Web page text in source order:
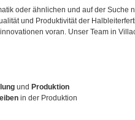
oder ähnlichen und auf der Suche
und Produktivität der
voran. Unser Team in
und Produktion
in der Produktion